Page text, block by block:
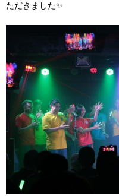
ただきました✨